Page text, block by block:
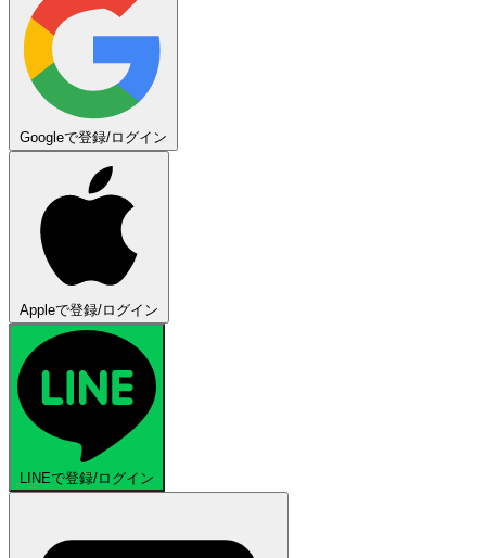
Googleで登録/ログイン
Appleで登録/ログイン
LINEで登録/ログイン